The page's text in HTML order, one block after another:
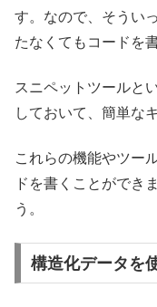
す。なので、そうい
たなくてもコードを
スニペットツールと
しておいて、簡単な
これらの機能やツー
ドを書くことができ
う。
構造化データを